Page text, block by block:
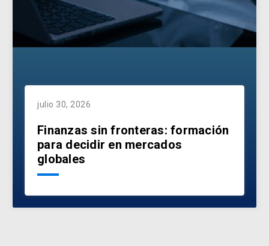
julio 30, 2026
Finanzas sin fronteras: formación
para decidir en mercados
globales